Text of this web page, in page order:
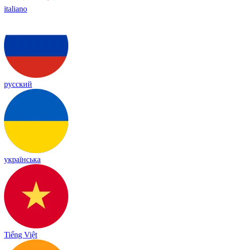
italiano
русский
українська
Tiếng Việt